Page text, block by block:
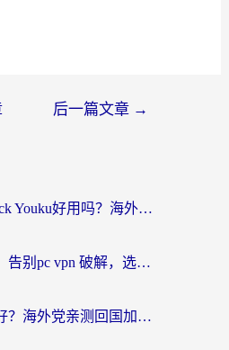
后一篇文章 →
ChickCN和Unblock Youku好用吗？海外党亲测3款回国加速器，附iOS免费选择指南
海外党避坑指南：告别pc vpn 破解，选对回国加速器轻松访问国内资源
穿梭和海龟哪个好？海外党亲测回国加速器，附电脑免费VPN推荐